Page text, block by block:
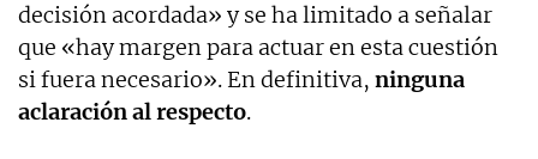
decisión acordada» y se ha limitado a señalar
que «hay margen para actuar en esta cuestión
si fuera necesario». En definitiva, ninguna
aclaración al respecto.